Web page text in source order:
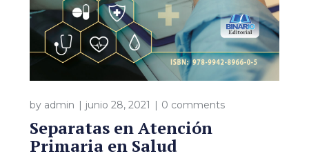
by admin junio 28, 2021 0 comments
Separatas en Atención
Primaria en Salud